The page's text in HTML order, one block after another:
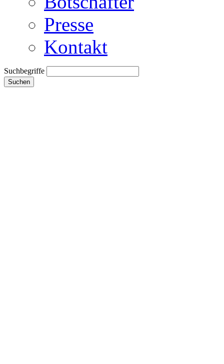
Presse
Kontakt
Suchbegriffe
Suchen